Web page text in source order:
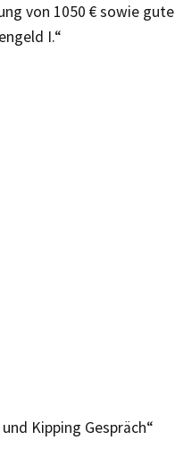
von 1050 € sowie gute
I.“
Kipping Gespräch“